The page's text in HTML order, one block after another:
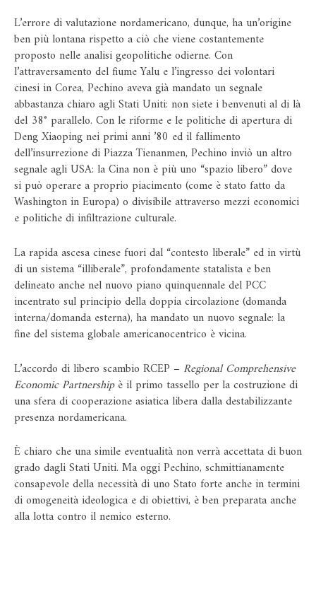
L’errore di valutazione nordamericano, dunque, ha un’origine
ben più lontana rispetto a ciò che viene costantemente
proposto nelle analisi geopolitiche odierne. Con
l’attraversamento del fiume Yalu e l’ingresso dei volontari
cinesi in Corea, Pechino aveva già mandato un segnale
abbastanza chiaro agli Stati Uniti: non siete i benvenuti al di là
del 38° parallelo. Con le riforme e le politiche di apertura di
Deng Xiaoping nei primi anni ’80 ed il fallimento
dell’insurrezione di Piazza Tienanmen, Pechino inviò un altro
segnale agli USA: la Cina non è più uno “spazio libero” dove
si può operare a proprio piacimento (come è stato fatto da
Washington in Europa) o divisibile attraverso mezzi economici
e politiche di infiltrazione culturale.
La rapida ascesa cinese fuori dal “contesto liberale” ed in virtù
di un sistema “illiberale”, profondamente statalista e ben
delineato anche nel nuovo piano quinquennale del PCC
incentrato sul principio della doppia circolazione (domanda
interna/domanda esterna), ha mandato un nuovo segnale: la
fine del sistema globale americanocentrico è vicina.
L’accordo di libero scambio RCEP – Regional Comprehensive
Economic Partnershipè il primo tassello per la costruzione di
una sfera di cooperazione asiatica libera dalla destabilizzante
presenza nordamericana.
È chiaro che una simile eventualità non verrà accettata di buon
grado dagli Stati Uniti. Ma oggi Pechino, schmittianamente
consapevole della necessità di uno Stato forte anche in termini
di omogeneità ideologica e di obiettivi, è ben preparata anche
alla lotta contro il nemico esterno.